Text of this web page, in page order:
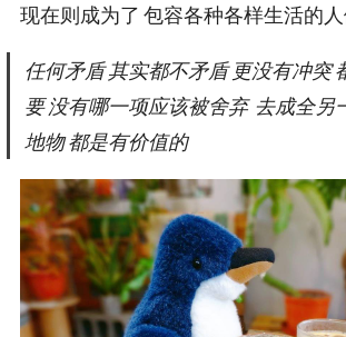
现在则成为了 包容各种各样生活的
任何矛盾 其实都不矛盾 更没有冲突
要 没有哪一项应该被舍弃 去成全另
地物 都是有价值的